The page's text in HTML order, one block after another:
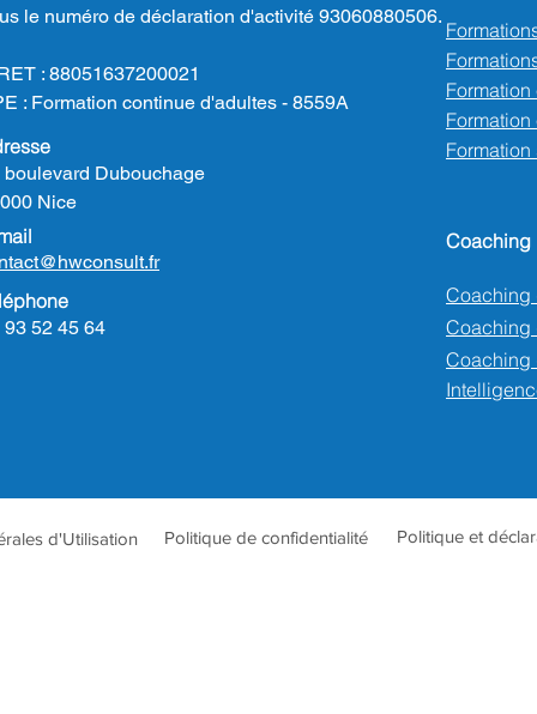
le numéro de déclaration d'activité 93060880506.
: 88051637200021
: Formation continue d'adultes - 8559A
boulevard Dubouchage
Nice
93 52 45 64
Coaching
Coaching
Coaching
d'Utilisation Politique de confidentialité Politique et